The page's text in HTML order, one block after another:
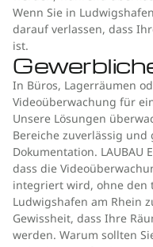
Wenn Sie in
darauf verlassen, dass
ist.
In Büros, Lagerräumen
Videoüberwachung für
Unsere Lösungen
Bereiche zuverlässig
Dokumentation. LAUBAU
dass die
integriert wird, ohne den
Ludwigshafen am Rhein
Gewissheit, dass Ihre
werden. Warum sollten